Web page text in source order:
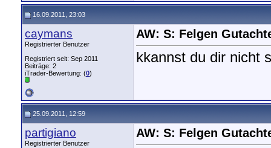
16.09.2011, 23:03
caymans
Registrierter Benutzer
Registriert seit: Sep 2011
Beiträge: 2
iTrader-Bewertung: (0)
AW: S: Felgen
kkannst du dir nicht
25.09.2011, 12:59
partigiano
Registrierter Benutzer
AW: S: Felgen